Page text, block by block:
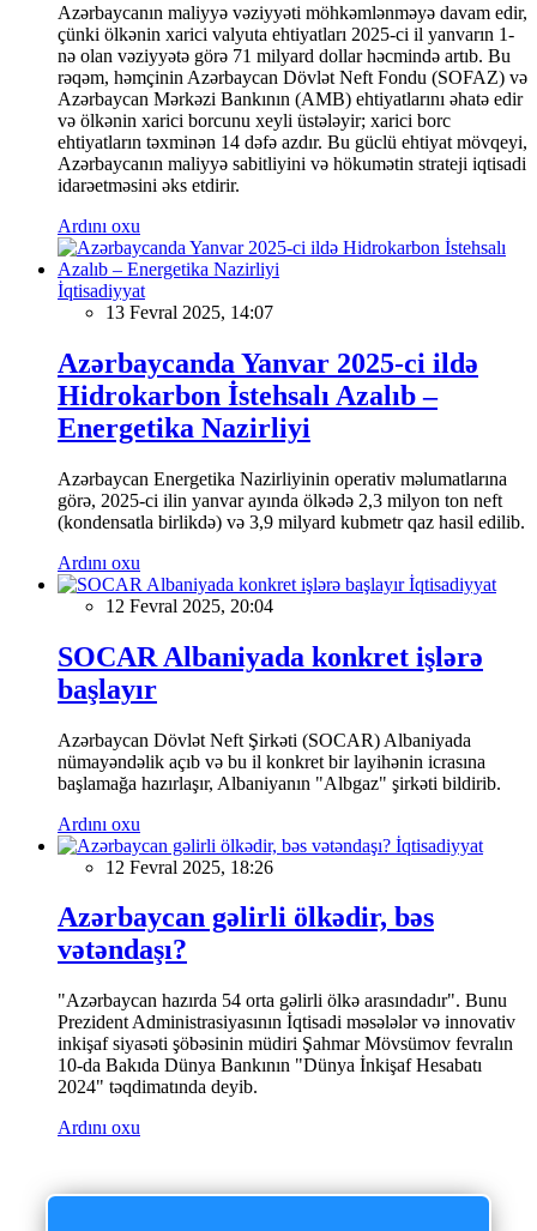
Azərbaycanın maliyyə vəziyyəti möhkəmlənməyə davam edir,
çünki ölkənin xarici valyuta ehtiyatları 2025-ci il yanvarın 1-
nə olan vəziyyətə görə 71 milyard dollar həcmində artıb. Bu
rəqəm, həmçinin Azərbaycan Dövlət Neft Fondu (SOFAZ) və
Azərbaycan Mərkəzi Bankının (AMB) ehtiyatlarını əhatə edir
və ölkənin xarici borcunu xeyli üstələyir; xarici borc
ehtiyatların təxminən 14 dəfə azdır. Bu güclü ehtiyat mövqeyi,
Azərbaycanın maliyyə sabitliyini və hökumətin strateji iqtisadi
idarəetməsini əks etdirir.
Ardını oxu
İqtisadiyyat
13 Fevral 2025, 14:07
Azərbaycanda Yanvar 2025-ci ildə
Hidrokarbon İstehsalı Azalıb –
Energetika Nazirliyi
Azərbaycan Energetika Nazirliyinin operativ məlumatlarına
görə, 2025-ci ilin yanvar ayında ölkədə 2,3 milyon ton neft
(kondensatla birlikdə) və 3,9 milyard kubmetr qaz hasil edilib.
Ardını oxu
İqtisadiyyat
12 Fevral 2025, 20:04
SOCAR Albaniyada konkret işlərə
başlayır
Azərbaycan Dövlət Neft Şirkəti (SOCAR) Albaniyada
nümayəndəlik açıb və bu il konkret bir layihənin icrasına
başlamağa hazırlaşır, Albaniyanın "Albgaz" şirkəti bildirib.
Ardını oxu
İqtisadiyyat
12 Fevral 2025, 18:26
Azərbaycan gəlirli ölkədir, bəs
vətəndaşı?
"Azərbaycan hazırda 54 orta gəlirli ölkə arasındadır". Bunu
Prezident Administrasiyasının İqtisadi məsələlər və innovativ
inkişaf siyasəti şöbəsinin müdiri Şahmar Mövsümov fevralın
10-da Bakıda Dünya Bankının "Dünya İnkişaf Hesabatı
2024" təqdimatında deyib.
Ardını oxu